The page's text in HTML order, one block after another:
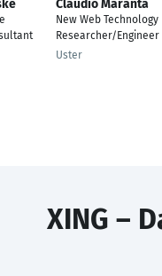
Claudio Maranta
New Web Technology
Researcher/Engineer
Uster
XING –